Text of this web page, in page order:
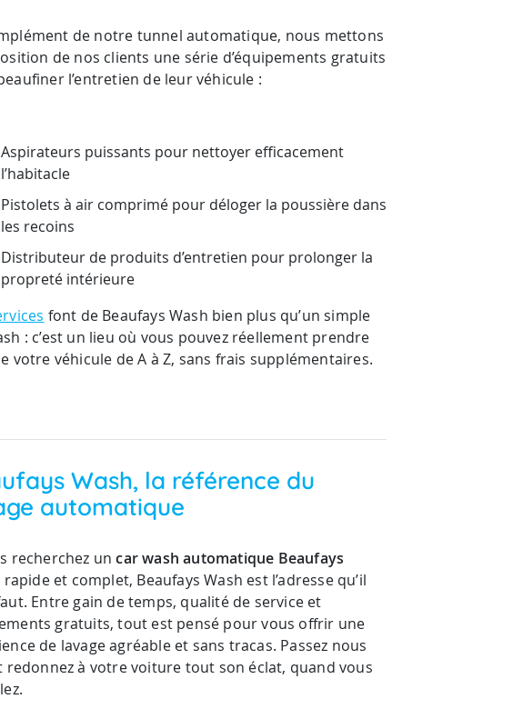
de notre tunnel automatique, nous mettons
de nos clients une série d’équipements gratuits
l’entretien de leur véhicule :
Aspirateurs puissants pour nettoyer efficacement
l’habitacle
Pistolets à air comprimé pour déloger la poussière dans
les recoins
Distributeur de produits d’entretien pour prolonger la
propreté intérieure
font de Beaufays Wash bien plus qu’un simple
: c’est un lieu où vous pouvez réellement prendre
votre véhicule de A à Z, sans frais supplémentaires.
Wash, la référence du
automatique
recherchez uncar wash automatique Beaufays
et complet, Beaufays Wash est l’adresse qu’il
Entre gain de temps, qualité de service et
gratuits, tout est pensé pour vous offrir une
de lavage agréable et sans tracas. Passez nous
redonnez à votre voiture tout son éclat, quand vous